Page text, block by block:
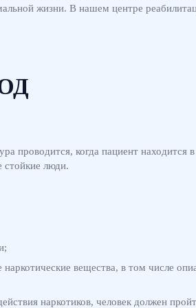
жизни. В нашем центре
проводится, когда пациент находится
стойкие люди.
вещества, в том числе
наркотиков, человек должен